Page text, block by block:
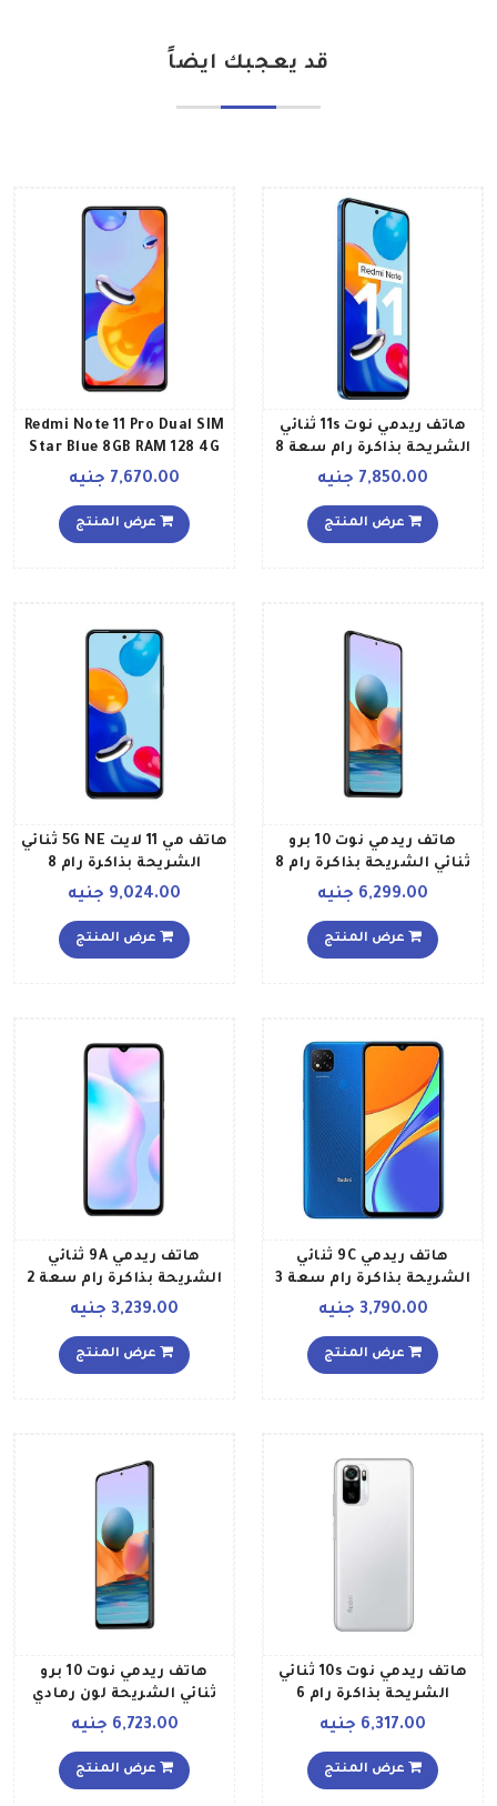
قد يعجبك ايضاً
هاتف ريدمي نوت 11s ثنائي
الشريحة بذاكرة رام سعة 8
جيجابايت وذاكرة داخلية
تقنية 4G بلون الشفق الأزرق
إصدار الشرق الأوسط
7,850.00 جنيه
عرض المنتج
Redmi Note 11 Pro Dual SIM
Star Blue 8GB RAM 128 4G
Global Version
7,670.00 جنيه
عرض المنتج
هاتف ريدمي نوت 10 برو
ثنائي الشريحة بذاكرة رام 8
LTE، لون رمادي أونيكس
6,299.00 جنيه
عرض المنتج
هاتف مي 11 لايت 5G NE ثنائي
الشريحة بذاكرة رام 8
9,024.00 جنيه
عرض المنتج
هاتف ريدمي 9C ثنائي
الشريحة بذاكرة رام سعة 3
جيجابايت وذاكرة داخلية
تقنية 4G LTE، لون أزرق
3,790.00 جنيه
عرض المنتج
هاتف ريدمي 9A ثنائي
الشريحة بذاكرة رام سعة 2
جيجابايت وذاكرة داخلية
تقنية 4G LTE، لون رمادي
3,239.00 جنيه
عرض المنتج
هاتف ريدمي نوت 10s ثنائي
الشريحة بذاكرة رام 6
LTE بلون أبيض بيبيل إصدار
6,317.00 جنيه
عرض المنتج
هاتف ريدمي نوت 10 برو
ثنائي الشريحة لون رمادي
6,723.00 جنيه
عرض المنتج